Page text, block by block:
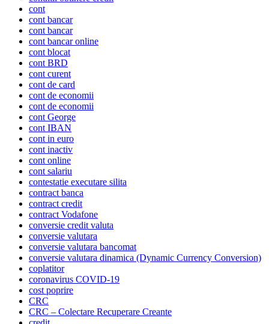
cont
cont bancar
cont bancar
cont bancar online
cont blocat
cont BRD
cont curent
cont de card
cont de economii
cont de economii
cont George
cont IBAN
cont in euro
cont inactiv
cont online
cont salariu
contestatie executare silita
contract banca
contract credit
contract Vodafone
conversie credit valuta
conversie valutara
conversie valutara bancomat
conversie valutara dinamica (Dynamic Currency Conversion)
coplatitor
coronavirus COVID-19
cost poprire
CRC
CRC – Colectare Recuperare Creante